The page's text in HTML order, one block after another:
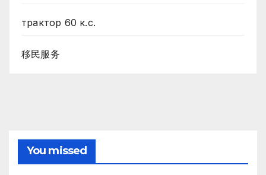
трактор 60 к.с.
移民服务
You missed